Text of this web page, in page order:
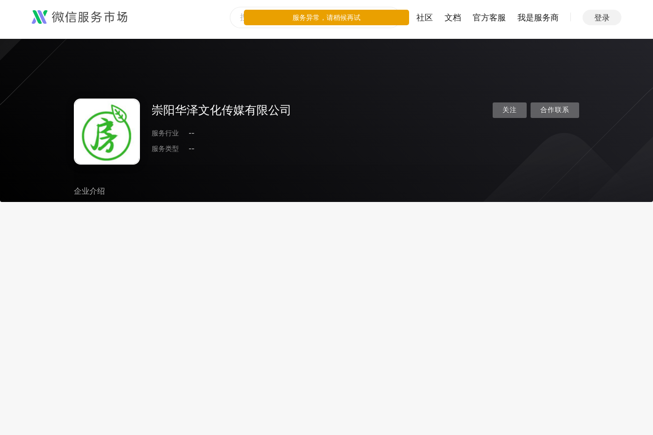
社区 文档 官方客服 我是服务商 登录
崇阳华泽文化传媒有限公司
服务行业
--
服务类型
--
关注 合作联系
企业介绍
服务异常，请稍候再试